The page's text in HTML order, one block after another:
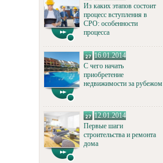
Из каких этапов состоит
процесс вступления в
СРО: особенности
процесса
16.01.2014
С чего начать
приобретение
недвижимости за рубежом
12.01.2014
Первые шаги
строительства и ремонта
дома